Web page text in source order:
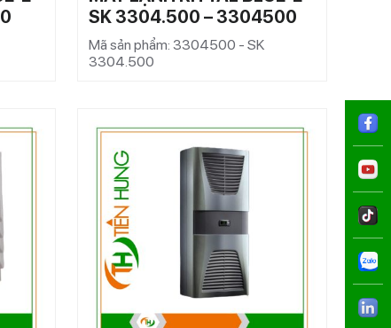
SK 3304.500 – 3304500
Mã sản phẩm: 3304500 - SK
3304.500